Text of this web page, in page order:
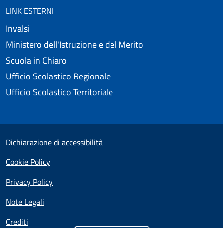
LINK ESTERNI
Invalsi
Ministero dell'Istruzione e del Merito
Scuola in Chiaro
Ufficio Scolastico Regionale
Ufficio Scolastico Territoriale
Small prints
Dichiarazione di accessibilità
Cookie Policy
Privacy Policy
Note Legali
Crediti